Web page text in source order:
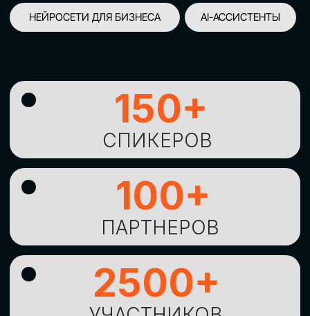
GLOBAL TECH FORUM –
ИЗУЧЕНИЯНОВЫХ
ТЕХНОЛОГИЙИ
СТРАТЕГИЧЕСКИХ
ПОДХОДОВ К ЦИФРОВОЙ
ТРАНСФОРМАЦИИ
БИЗНЕСА
ОСТАВИТЬ
ЗАЯВКУ